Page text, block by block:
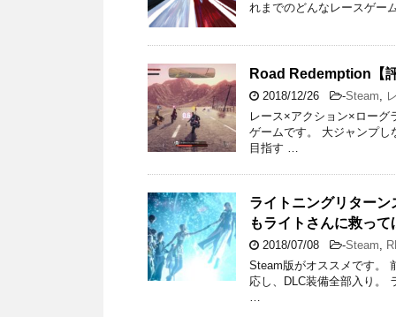
れまでのどんなレースゲー
Road Redemption【
2018/12/26 -Steam,
レース×アクション×ローグ
ゲームです。 大ジャンプし
目指す …
ライトニングリター
もライトさんに救って
2018/07/08 -Steam,
Steam版がオススメです。
応し、DLC装備全部入り。
…